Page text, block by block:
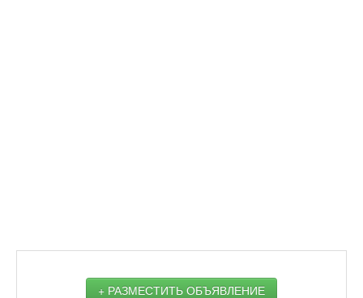
+ РАЗМЕСТИТЬ ОБЪЯВЛЕНИЕ